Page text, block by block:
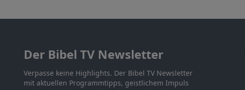
Der Bibel TV Newsletter
Verpasse keine Highlights. Der Bibel TV Newsletter
mit aktuellen Programmtipps, geistlichem Impuls